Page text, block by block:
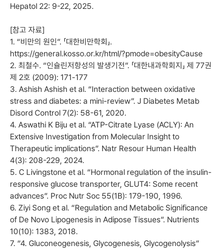
Hepatol 22: 9-22, 2025.
[참고 자료]
1. “비만의 원인”. 「대한비만학회」.
https://general.kosso.or.kr/html/?pmode=obesityCause
2. 최철수. “인슐린저항성의 발생기전”. 「대한내과학회지」 제 77권
제 2호 (2009): 171-177
3. Ashish Ashish et al. “Interaction between oxidative
stress and diabetes: a mini-review”. J Diabetes Metab
Disord Control 7(2): 58-61, 2020.
4. Aswathi K Biju et al. “ATP-Citrate Lyase (ACLY): An
Extensive Investigation from Molecular Insight to
Therapeutic implications”. Natr Resour Human Health
4(3): 208-229, 2024.
5. C Livingstone et al. “Hormonal regulation of the insulin-
responsive glucose transporter, GLUT4: Some recent
advances”. Proc Nutr Soc 55(1B): 179-190, 1996.
6. Ziyi Song et al. “Regulation and Metabolic Significance
of De Novo Lipogenesis in Adipose Tissues”. Nutrients
10(10): 1383, 2018.
7. “4. Gluconeogenesis, Glycogenesis, Glycogenolysis”